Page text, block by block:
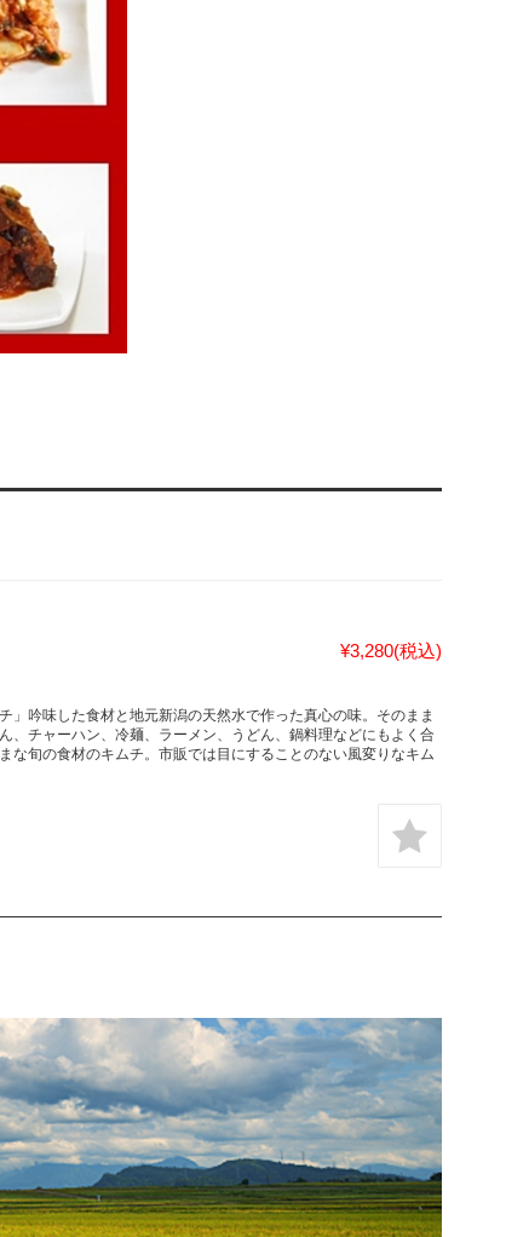
¥3,280(税込)
」吟味した食材と地元新潟の天然水で作った真心の味。そのまま
、チャーハン、冷麺、ラーメン、うどん、鍋料理などにもよく合
な旬の食材のキムチ。市販では目にすることのない風変りなキム